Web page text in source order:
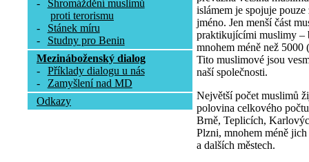
-
Shromáždění muslimů
proti terorismu
-
Stánek míru
-
Studny pro Benin
Mezináboženský dialog
-
Příklady dialogu u nás
-
Zamyšlení nad MD
Odkazy
islámem je spojuje
jméno. Jen menší část
praktikujícími muslimy –
mnohem méně než
Tito muslimové jsou
naší společnosti.
Největší počet muslimů
polovina celkového
Brně, Teplicích,
Plzni, mnohem méně
a dalších městech.